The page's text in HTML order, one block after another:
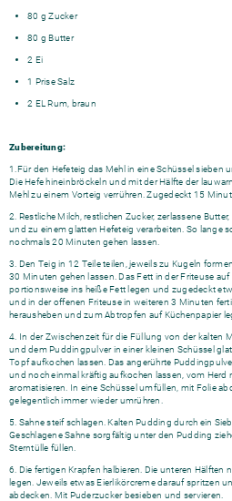
80 g Zucker
80 g Butter
2 Ei
1 Prise Salz
2 EL Rum, braun
Zubereitung:
1.Für den Hefeteig das Mehl in eine Schüssel sieben
Die Hefe hineinbröckeln und mit der Hälfte der
Mehl zu einem Vorteig verrühren. Zugedeckt 15
2. Restliche Milch, restlichen Zucker, zerlassene
und zu einem glatten Hefeteig verarbeiten. So lange
nochmals 20 Minuten gehen lassen.
3. Den Teig in 12 Teile teilen, jeweils zu Kugeln
30 Minuten gehen lassen. Das Fett in der Friteuse auf
portionsweise ins heiße Fett legen und zugedeckt
und in der offenen Friteuse in weiteren 3 Minuten
herausheben und zum Abtropfen auf Küchenpapier
4. In der Zwischenzeit für die Füllung von der kalten
und dem Puddingpulver in einer kleinen Schüssel
Topf aufkochen lassen. Das angerührte
und noch einmal kräftig aufkochen lassen, vom Herd
aromatisieren. In eine Schüssel umfüllen, mit Folie
gelegentlich immer wieder umrühren.
5. Sahne steif schlagen. Kalten Pudding durch ein
Geschlagene Sahne sorgfältig unter den Pudding
Sterntülle füllen.
6. Die fertigen Krapfen halbieren. Die unteren Hälften
legen. Jeweils etwas Eierlikörcreme darauf spritzen
abdecken. Mit Puderzucker besieben und servieren.